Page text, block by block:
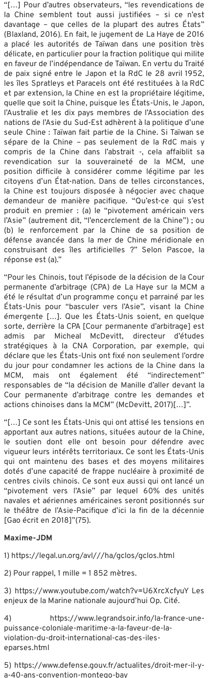
“[…] Pour d’autres observateurs, “les revendications de
la Chine semblent tout aussi justifiées – si ce n’est
davantage – que celles de la plupart des autres États”
(Blaxland, 2016). En fait, le jugement de La Haye de 2016
a placé les autorités de Taïwan dans une position très
délicate, en particulier pour la fraction politique qui milite
en faveur de l’indépendance de Taïwan. En vertu du Traité
de paix signé entre le Japon et la RdC le 28 avril 1952,
les îles Spratleys et Paracels ont été restituées à la RdC
et par extension, la Chine en est la propriétaire légitime,
quelle que soit la Chine, puisque les États-Unis, le Japon,
l’Australie et les dix pays membres de l’Association des
nations de l’Asie du Sud-Est adhèrent à la politique d’une
seule Chine : Taïwan fait partie de la Chine. Si Taïwan se
sépare de la Chine – pas seulement de la RdC mais y
compris de la Chine dans l’abstrait -, cela affaiblit sa
revendication sur la souveraineté de la MCM, une
position difficile à considérer comme légitime par les
citoyens d’un État-nation. Dans de telles circonstances,
la Chine est toujours disposée à négocier avec chaque
demandeur de manière pacifique. “Qu’est-ce qui s’est
produit en premier : (a) le “pivotement américain vers
l’Asie” (autrement dit, “l’encerclement de la Chine”) ; ou
(b) le renforcement par la Chine de sa position de
défense avancée dans la mer de Chine méridionale en
construisant des îles artificielles ?” Selon Pascoe, la
réponse est (a).”
“Pour les Chinois, tout l’épisode de la décision de la Cour
permanente d’arbitrage (CPA) de La Haye sur la MCM a
été le résultat d’un programme conçu et parrainé par les
États-Unis pour “basculer vers l’Asie”, visant la Chine
émergente […]. Que les États-Unis soient, en quelque
sorte, derrière la CPA [Cour permanente d’arbitrage] est
admis par Micheal McDevitt, directeur d’études
stratégiques à la CNA Corporation, par exemple, qui
déclare que les États-Unis ont fixé non seulement l’ordre
du jour pour condamner les actions de la Chine dans la
MCM, mais ont également été “indirectement”
responsables de “la décision de Manille d’aller devant la
Cour permanente d’arbitrage contre les demandes et
actions chinoises dans la MCM” (McDevitt, 2017)[…]”.
“[…] Ce sont les États-Unis qui ont attisé les tensions en
apportant aux autres nations, situées autour de la Chine,
le soutien dont elle ont besoin pour défendre avec
vigueur leurs intérêts territoriaux. Ce sont les États-Unis
qui ont maintenu des bases et des moyens militaires
dotés d’une capacité de frappe nucléaire à proximité de
centres civils chinois. Ce sont eux aussi qui ont lancé un
“pivotement vers l’Asie” par lequel 60% des unités
navales et aériennes américaines seront positionnés sur
le théâtre de l’Asie-Pacifique d’ici la fin de la décennie
[Gao écrit en 2018]”(75).
Maxime-JDM
1) https://legal.un.org/avl///ha/gclos/gclos.html
2) Pour rappel, 1 mille = 1 852 mètres.
3) https://www.youtube.com/watch?v=U6XrcXcfyuY Les
enjeux de la Marine nationale aujourd’hui Op. Cité.
4) https://www.legrandsoir.info/la-france-une-
puissance-coloniale-maritime-a-la-faveur-de-la-
violation-du-droit-international-cas-des-iles-
eparses.html
5) https://www.defense.gouv.fr/actualites/droit-mer-il-y-
a-40-ans-convention-montego-bay